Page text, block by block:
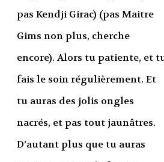
pas Kendji Girac) (pas Maitre
Gims non plus, cherche
encore). Alors tu patiente, et
fais le soin régulièrement. Et
tu auras des jolis ongles
nacrés, et pas tout jaunâtres.
D’autant plus que tu auras